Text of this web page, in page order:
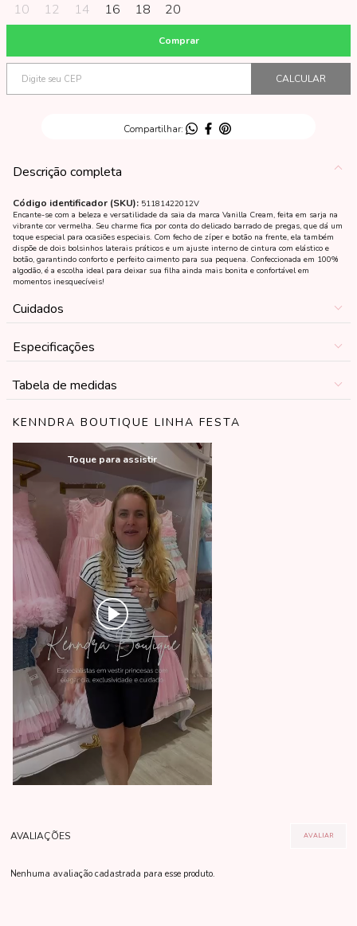
10 12 14 16 18 20
Descrição completa
Código identificador (SKU): 51181422012V
Encante-se com a beleza e versatilidade da saia da marca Vanilla Cream, feita em sarja na
vibrante cor vermelha. Seu charme fica por conta do delicado barrado de pregas, que dá um
toque especial para ocasiões especiais. Com fecho de zíper e botão na frente, ela também
dispõe de dois bolsinhos laterais práticos e um ajuste interno de cintura com elástico e
botão, garantindo conforto e perfeito caimento para sua pequena. Confeccionada em 100%
algodão, é a escolha ideal para deixar sua filha ainda mais bonita e confortável em
momentos inesquecíveis!
Cuidados
Especificações
Tabela de medidas
KENNDRA BOUTIQUE LINHA FESTA
Nenhuma avaliação cadastrada para esse produto.